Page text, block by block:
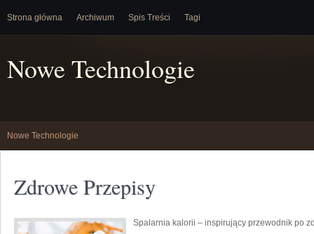
Strona główna Archiwum Spis Treści Tagi
Nowe Technologie
Nowe Technologie
Zdrowe Przepisy
Spalarnia kalorii – inspirujący przewodnik po